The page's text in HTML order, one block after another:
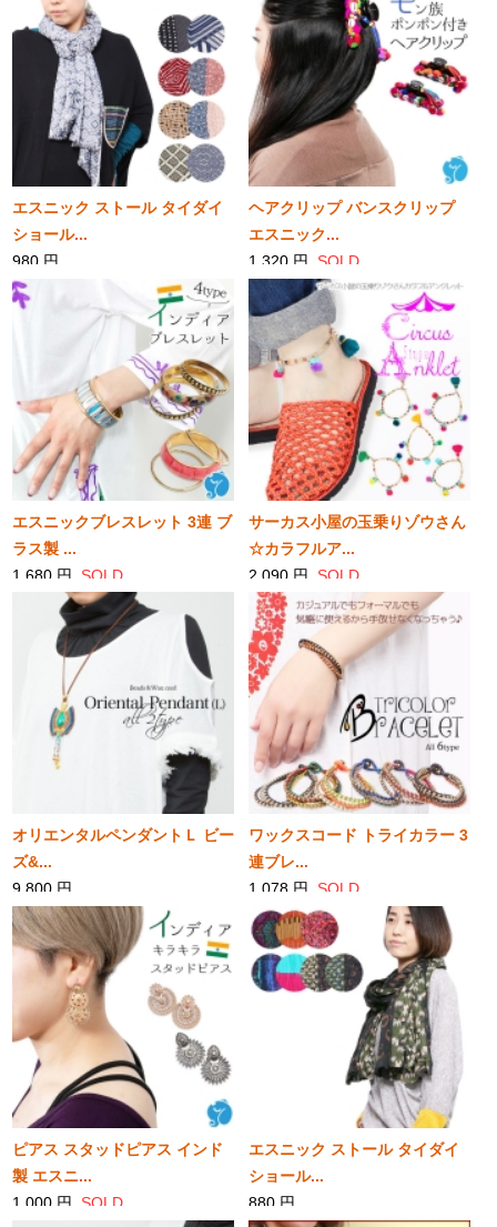
エスニック ストール タイダイ
ショール...
980 円
ヘアクリップ バンスクリップ
エスニック...
1,320 円 SOLD
エスニックブレスレット 3連 ブ
ラス製 ...
1,680 円 SOLD
サーカス小屋の玉乗りゾウさん
☆カラフルア...
2,090 円 SOLD
オリエンタルペンダントＬ ビー
ズ&...
9,800 円
SOLD
ワックスコード トライカラー 3
連ブレ...
1,078 円 SOLD
ピアス スタッドピアス インド
製 エスニ...
1,000 円 SOLD
エスニック ストール タイダイ
ショール...
880 円